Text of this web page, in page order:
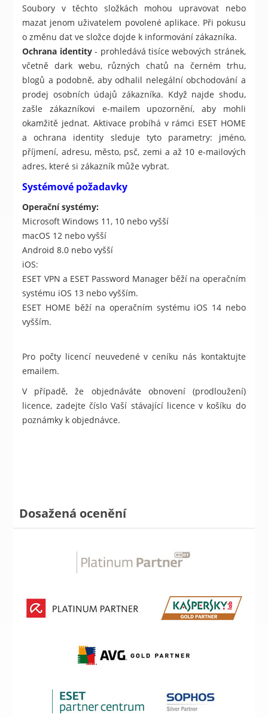
Soubory v těchto složkách mohou upravovat nebo
mazat jenom uživatelem povolené aplikace. Při pokusu
o změnu dat ve složce dojde k informování zákazníka.
Ochrana identity- prohledává tisíce webových stránek,
včetně dark webu, různých chatů na černém trhu,
blogů a podobně, aby odhalil nelegální obchodování a
prodej osobních údajů zákazníka. Když najde shodu,
zašle zákazníkovi e-mailem upozornění, aby mohli
okamžitě jednat. Aktivace probíhá v rámci ESET HOME
a ochrana identity sleduje tyto parametry: jméno,
příjmení, adresu, město, psč, zemi a až 10 e-mailových
adres, které si zákazník může vybrat.
Systémové požadavky
Operační systémy:
Microsoft Windows 11, 10 nebo vyšší
macOS 12 nebo vyšší
Android 8.0 nebo vyšší
iOS:
ESET VPN a ESET Password Manager běží na operačním
systému iOS 13 nebo vyšším.
ESET HOME běží na operačním systému iOS 14 nebo
vyšším.
Pro počty licencí neuvedené v ceníku nás kontaktujte
emailem.
V případě, že objednáváte obnovení (prodloužení)
licence, zadejte číslo Vaší stávající licence v košíku do
poznámky k objednávce.
Dosažená ocenění